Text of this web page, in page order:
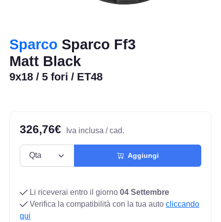
Sparco Sparco Ff3
Matt Black
9x18 / 5 fori / ET48
326,76€ Iva inclusa / cad.
Aggiungi
Li riceverai entro il giorno04 Settembre
Verifica la compatibilità con la tua autocliccando
qui